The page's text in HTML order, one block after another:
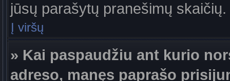
jūsų parašytų pranešimų skaičių.
Į viršų
» Kai paspaudžiu ant kurio
adreso, manęs paprašo